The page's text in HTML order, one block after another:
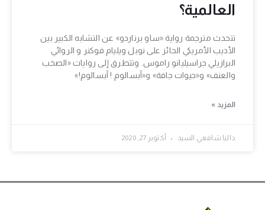
العالمية؟
تتحدث مترجمة رواية «ساو برناردو» عن التشابه الكبير بين
الأديب الأمريكي الحائز على نوبل ويليام فوكنر و الروائي
البرازيلي جراسيليانو راموس. وتتطرق إلى روايات «الصخب
والعنف» و«حيوات جافة» و«آبسالوم ! آبسالوم!»
المزيد »
داليا شافعي السيد أكتوبر 27, 2020